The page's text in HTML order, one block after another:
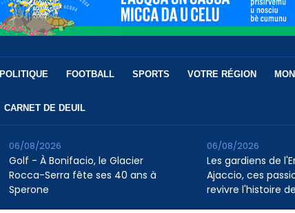
POLITIQUE FOOTBALL SPORTS VOTRE RÉGION
CARNET DE DEUIL
Golf - À Bonifacio, le Glacier
Rocca-Serra fête ses 40 ans à
Sperone
06/08/2026
Les gardiens de
Ajaccio, ces
revivre l'histoire
06/08/2026